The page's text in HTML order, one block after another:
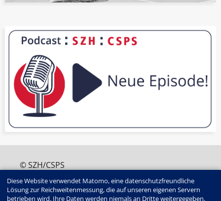
© SZH/CSPS
edition@szh.ch
ISSN : 2813-4907
Diese Website verwendet Matomo, eine datenschutzfreundliche
Lösung zur Reichweitenmessung, die auf unseren eigenen Servern
betrieben wird. Ihre Daten werden niemals an Dritte weitergegeben.